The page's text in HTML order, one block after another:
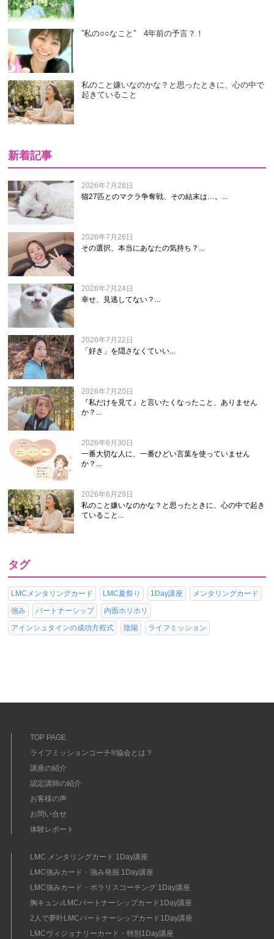
”私の○○なこと” 4年前の予言？！
私のこと嫌いなのかな？と思ったときに、心の中で
起きていること
新着記事
2026年7月28日
猫27匹とのマクラ争奪戦、その結末は…。...
2026年7月26日
その選択、本当にあなたの気持ち？...
2026年7月24日
幸せ、見逃してない？...
2026年7月22日
「好き」を隠さなくていい...
2026年7月20日
『私だけを見て』と言いたくなったこと、ありません
か？...
2026年6月30日
一番大切な人に、一番ひどい言葉を使っていません
か？...
2026年6月29日
私のこと嫌いなのかな？と思ったときに、心の中で起き
ていること...
タグ
LMCメンタリングカード LMC夏祭り 1Day講座
メンタリングカード
強み
パートナーシップ
内面ホリホリ
アインシュタインの成功方程式
陰陽 ライフミッション
TOP PAGE
ライフミッションコーチ®協会とは？
講座の紹介
認定講師の紹介
お客様の声
お問い合せ
体験レポート
LMC メンタリングカード 1Day講座
LMC強みカード・強み発掘 1Day講座
LMC強みカード・ポラリスコーチング 1Day講座
胸キュン♪LMCパートナーシップカード1Day講座
2人で夢叶LMCパートナーシップカード1Day講座
LMCヴィジョナリーカード・特別1Day講座